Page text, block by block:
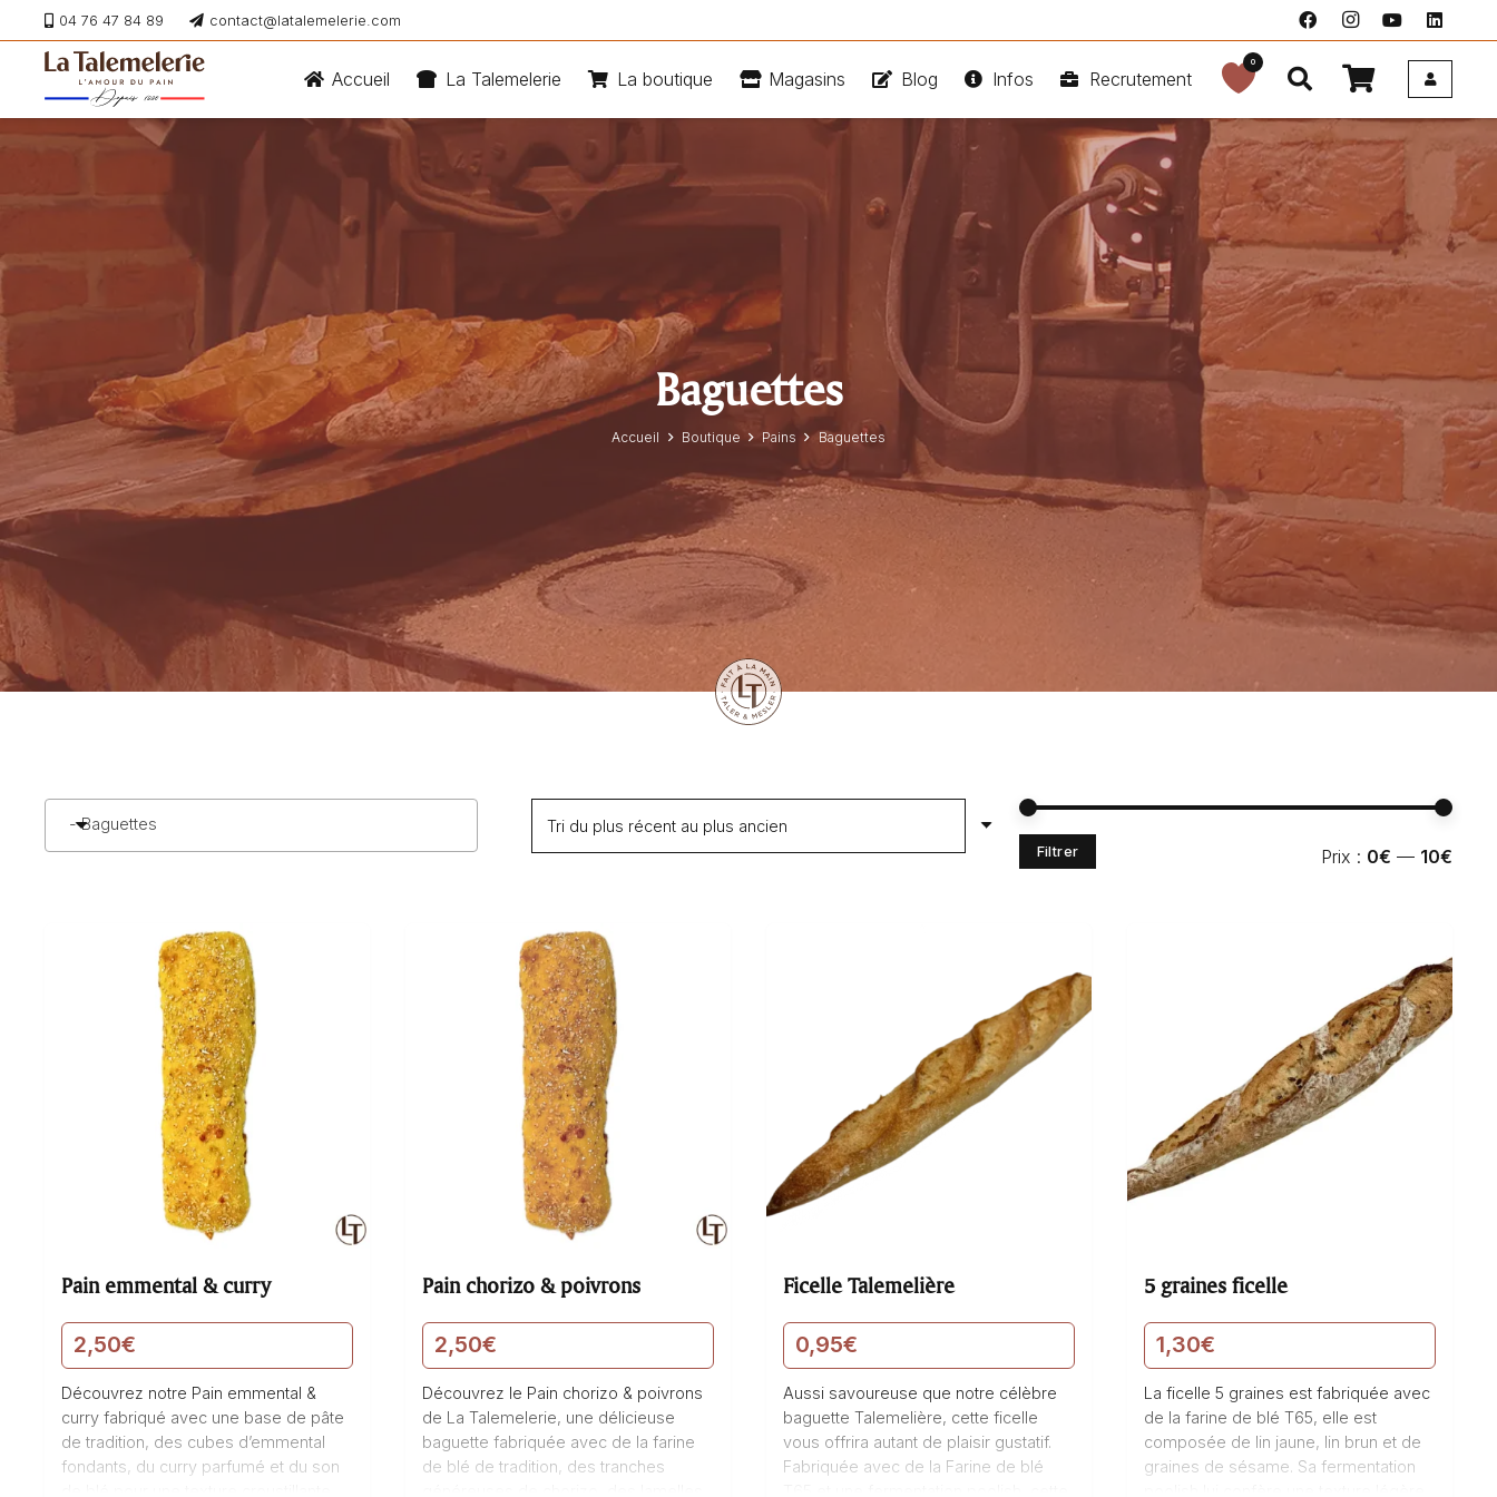
04 76 47 84 89 contact@latalemelerie.com
Accueil La Talemelerie La boutique Magasins Blog Infos Recrutement
0
Baguettes
Accueil Boutique Pains Baguettes
- Baguettes
Prix
Prix
Filtrer Prix : 0€ — 10€
Pain emmental & curry
2,50€
Découvrez notre Pain emmental &
curry fabriqué avec une base de pâte
de tradition, des cubes d’emmental
fondants, du curry parfumé et du son
Pain chorizo & poivrons
2,50€
Découvrez le Pain chorizo & poivrons
de La Talemelerie, une délicieuse
baguette fabriquée avec de la farine
de blé de tradition, des tranches
Ficelle Talemelière
0,95€
Aussi savoureuse que notre célèbre
baguette Talemelière, cette ficelle
vous offrira autant de plaisir gustatif.
Fabriquée avec de la Farine de blé
5 graines ficelle
1,30€
La ficelle 5 graines est fabriquée avec
de la farine de blé T65, elle est
composée de lin jaune, lin brun et de
graines de sésame. Sa fermentation